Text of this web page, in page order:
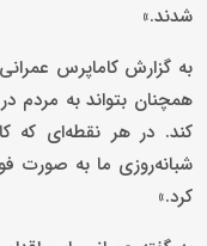
شدند.»
به گزارش کاماپرس
همچنان بتواند به مردم
کند. در هر نقطه‌ای که
شبانه‌روزی ما به صورت
کرد.»